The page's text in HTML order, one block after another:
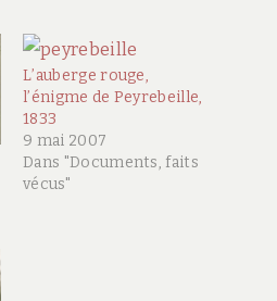
L’auberge rouge,
l’énigme de Peyrebeille,
1833
9 mai 2007
Dans "Documents, faits
vécus"